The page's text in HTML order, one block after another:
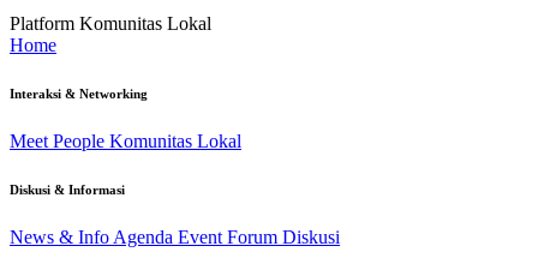
Platform Komunitas Lokal
Home
Interaksi & Networking
Meet People Komunitas Lokal
Diskusi & Informasi
News & Info Agenda Event Forum Diskusi